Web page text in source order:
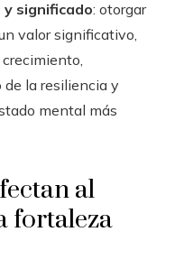
significado: otorgar
valor significativo,
la resiliencia y
mental más
al
fortaleza